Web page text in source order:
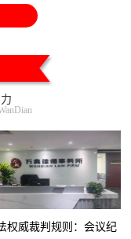
权威裁判规则：会议纪